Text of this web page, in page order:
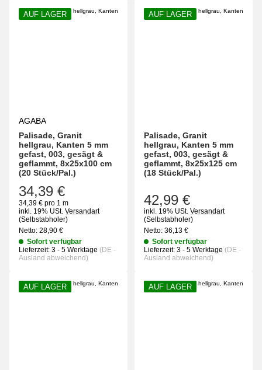
AUF LAGER
AGABA
Palisade, Granit
hellgrau, Kanten 5 mm
gefast, 003, gesägt &
geflammt, 8x25x100 cm
(20 Stück/Pal.)
34,39 €
34,39 € pro 1 m
inkl. 19% USt. Versandart
(Selbstabholer)
Netto: 28,90 €
Sofort verfügbar
Lieferzeit: 3 - 5 Werktage (DE -
Ausland abweichend)
AUF LAGER
Palisade, Granit
hellgrau, Kanten 5 mm
gefast, 003, gesägt &
geflammt, 8x25x125 cm
(18 Stück/Pal.)
42,99 €
inkl. 19% USt. Versandart
(Selbstabholer)
Netto: 36,13 €
Sofort verfügbar
Lieferzeit: 3 - 5 Werktage (DE -
Ausland abweichend)
AUF LAGER AUF LAGER